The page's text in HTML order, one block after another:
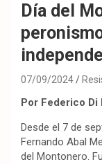
Día del
07/09/2024
Por Federico Di
Desde el 7 de
Fernando Abal
del Montonero.